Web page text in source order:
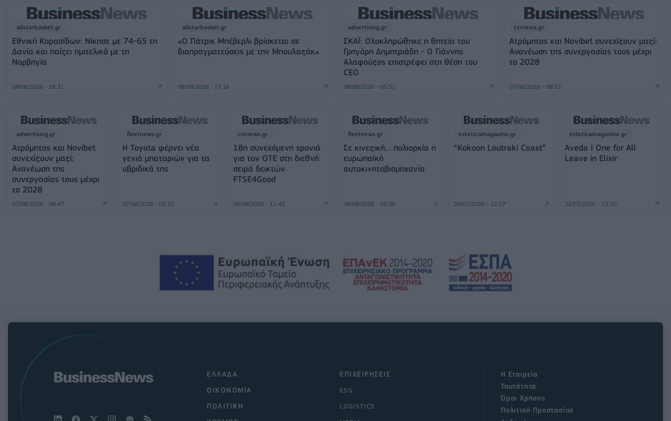
allstarbasket.gr
Εθνική Κορασίδων: Νίκησε με 74-65 τη
Δανία και παίζει ημιτελικό με τη
Νορβηγία
08/08/2026 - 18:31
allstarbasket.gr
«Ο Πάτρικ Μπέβερλι βρίσκεται σε
διαπραγματεύσεις με την Μπουλαζάκ»
08/08/2026 - 17:16
advertising.gr
ΣΚΑΪ: Ολοκληρώθηκε η θητεία του
Γρηγόρη Δημητριάδη - Ο Γιάννης
Αλαφούζος επιστρέφει στη θέση του
CEO
08/08/2026 - 06:51
csrnews.gr
Ατρόμητος και Novibet συνεχίζουν μαζί:
Ανανέωση της συνεργασίας τους μέχρι
το 2028
07/08/2026 - 08:52
advertising.gr
Ατρόμητος και Novibet
συνεχίζουν μαζί:
Ανανέωση της
συνεργασίας τους μέχρι
το 2028
07/08/2026 - 08:47
fleetnews.gr
Η Toyota φέρνει νέα
γενιά μπαταριών για τα
υβριδικά της
07/08/2026 - 05:22
csrnews.gr
18η συνεχόμενη χρονιά
για τον ΟΤΕ στη διεθνή
σειρά δεικτών
FTSE4Good
06/08/2026 - 11:42
fleetnews.gr
Σε κινεζική… πολιορκία η
ευρωπαϊκή
αυτοκινητοβιομηχανία
06/08/2026 - 05:00
esteticamagazine.gr
“Kokoon Loutraki Coast”
28/07/2026 - 12:07
esteticamagazine.gr
Aveda I One for All
Leave in Elixir
22/07/2026 - 13:20
ΕΠΙΧΕΙΡΗΣΕΙΣ
ESG
LOGISTICS
ΕΛΛΑΔΑ
ΟΙΚΟΝΟΜΙΑ
ΠΟΛΙΤΙΚΗ
Η Εταιρεία
Ταυτότητα
Όροι Χρήσης
Πολιτική Προστασίας